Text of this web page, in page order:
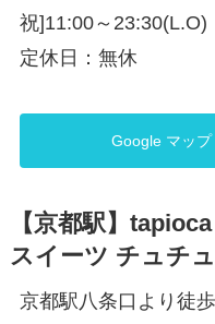
祝]11:00～23:30(L.O)
定休日：無休
Google マップ
【京都駅】
スイーツ チュチ
京都駅八条口より徒